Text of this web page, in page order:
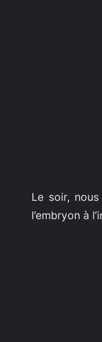
Le soir,
l’embryon à